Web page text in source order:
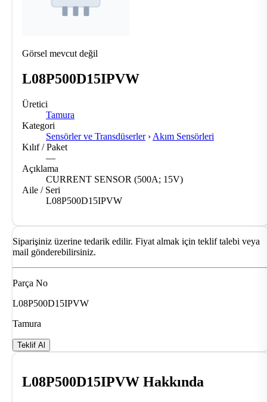
Görsel mevcut değil
L08P500D15IPVW
Üretici
Tamura
Kategori
Sensörler ve Transdüserler › Akım Sensörleri
Kılıf / Paket
—
Açıklama
CURRENT SENSOR (500A; 15V)
Aile / Seri
L08P500D15IPVW
Siparişiniz üzerine tedarik edilir. Fiyat almak için teklif talebi veya
mail gönderebilirsiniz.
Parça No
L08P500D15IPVW
Tamura
Teklif Al
L08P500D15IPVW Hakkında